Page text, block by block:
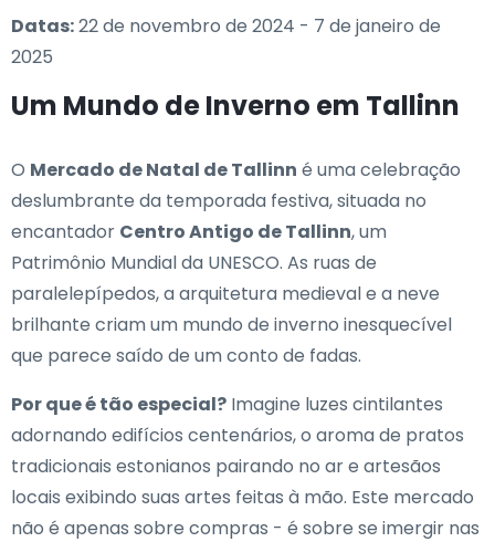
Datas:22 de novembro de 2024 - 7 de janeiro de
2025
Um Mundo de Inverno em Tallinn
O Mercado de Natal de Tallinn é uma celebração
deslumbrante da temporada festiva, situada no
encantador Centro Antigo de Tallinn, um
Patrimônio Mundial da UNESCO. As ruas de
paralelepípedos, a arquitetura medieval e a neve
brilhante criam um mundo de inverno inesquecível
que parece saído de um conto de fadas.
Por que é tão especial? Imagine luzes cintilantes
adornando edifícios centenários, o aroma de pratos
tradicionais estonianos pairando no ar e artesãos
locais exibindo suas artes feitas à mão. Este mercado
não é apenas sobre compras - é sobre se imergir nas